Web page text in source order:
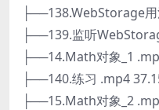
├──138.WebStorage
├──139.监听
├──14.Math对象_1
├──140.练习 .mp4
├──15.Math对象_2